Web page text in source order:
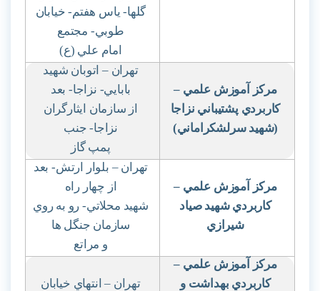
گلها- ياس هفتم- خيابان
طوبي- مجتمع
امام علي (ع)
مركز آموزش علمي –
كاربردي پشتيباني نزاجا
(شهيد سرلشكراماني)
تهران – اتوبان شهيد
بابايي- نزاجا- بعد
از سازمان ايثارگران
نزاجا- جنب
پمپ گاز
مركز آموزش علمي –
كاربردي شهيد صياد
شيرازي
تهران – بلوار ارتش- بعد
از چهار راه
شهيد محلاتي- رو به روي
سازمان جنگل ها
و مراتع
مركز آموزش علمي –
كاربردي بهداشت و
تهران – انتهاي خيابان